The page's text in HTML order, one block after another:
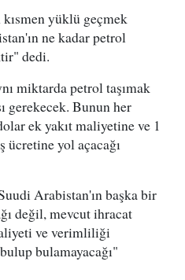
yüklü geçmek
ne kadar petrol
dedi.
miktarda petrol taşımak
gerekecek. Bunun her
ek yakıt maliyetine ve 1
ücretine yol açacağı
Arabistan'ın başka bir
değil, mevcut ihracat
ve verimliliği
bulamayacağı"